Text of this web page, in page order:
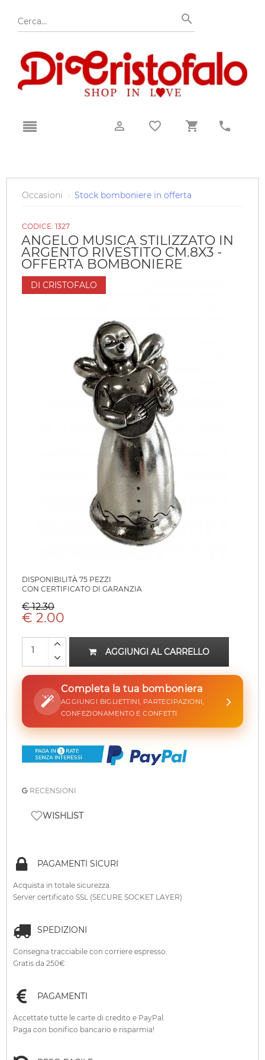
Occasioni › Stock bomboniere in offerta
CODICE: 1327
ANGELO MUSICA STILIZZATO IN
ARGENTO RIVESTITO CM.8X3 -
OFFERTA BOMBONIERE
DI CRISTOFALO
DISPONIBILITÀ 75 PEZZI
CON CERTIFICATO DI GARANZIA
€ 12.30
€ 2.00
AGGIUNGI AL CARRELLO
Completa la tua bomboniera
AGGIUNGI BIGLIETTINI, PARTECIPAZIONI,
CONFEZIONAMENTO E CONFETTI
RECENSIONI
WISHLIST
PAGAMENTI SICURI
Acquista in totale sicurezza.
Server certificato SSL (SECURE SOCKET LAYER)
SPEDIZIONI
Consegna tracciabile con corriere espresso.
Gratis da 250€
PAGAMENTI
Accettate tutte le carte di credito e PayPal.
Paga con bonifico bancario e risparmia!